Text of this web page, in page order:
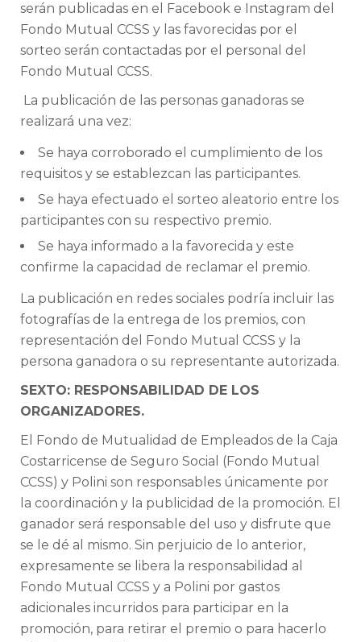
serán publicadas en el Facebook e Instagram del
Fondo Mutual CCSS y las favorecidas por el
sorteo serán contactadas por el personal del
Fondo Mutual CCSS.
La publicación de las personas ganadoras se
realizará una vez:
Se haya corroborado el cumplimiento de los
requisitos y se establezcan las participantes.
Se haya efectuado el sorteo aleatorio entre los
participantes con su respectivo premio.
Se haya informado a la favorecida y este
confirme la capacidad de reclamar el premio.
La publicación en redes sociales podría incluir las
fotografías de la entrega de los premios, con
representación del Fondo Mutual CCSS y la
persona ganadora o su representante autorizada.
SEXTO: RESPONSABILIDAD DE LOS
ORGANIZADORES.
El Fondo de Mutualidad de Empleados de la Caja
Costarricense de Seguro Social (Fondo Mutual
CCSS) y Polini son responsables únicamente por
la coordinación y la publicidad de la promoción. El
ganador será responsable del uso y disfrute que
se le dé al mismo. Sin perjuicio de lo anterior,
expresamente se libera la responsabilidad al
Fondo Mutual CCSS y a Polini por gastos
adicionales incurridos para participar en la
promoción, para retirar el premio o para hacerlo